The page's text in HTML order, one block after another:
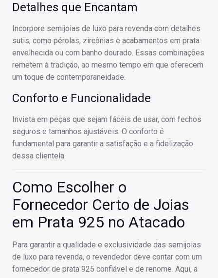
Detalhes que Encantam
Incorpore semijoias de luxo para revenda com detalhes
sutis, como pérolas, zircônias e acabamentos em prata
envelhecida ou com banho dourado. Essas combinações
remetem à tradição, ao mesmo tempo em que oferecem
um toque de contemporaneidade.
Conforto e Funcionalidade
Invista em peças que sejam fáceis de usar, com fechos
seguros e tamanhos ajustáveis. O conforto é
fundamental para garantir a satisfação e a fidelização
dessa clientela.
Como Escolher o
Fornecedor Certo de Joias
em Prata 925 no Atacado
Para garantir a qualidade e exclusividade das semijoias
de luxo para revenda, o revendedor deve contar com um
fornecedor de prata 925 confiável e de renome. Aqui, a